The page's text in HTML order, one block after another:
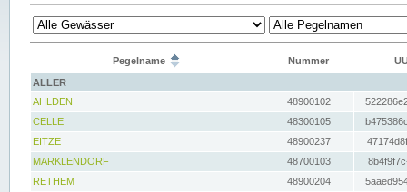
Pegelname Nummer
ALLER
AHLDEN
48900102
CELLE
48300105
EITZE
48900237
MARKLENDORF
48700103
RETHEM
48900204